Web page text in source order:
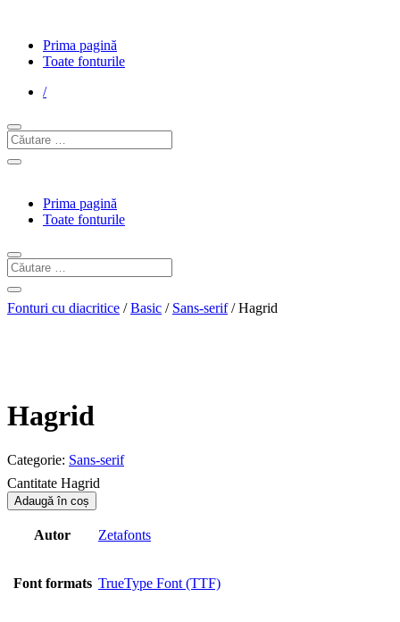
Prima pagină
Toate fonturile
/
Prima pagină
Toate fonturile
Fonturi cu diacritice /Basic / Sans-serif/ Hagrid
Hagrid
Categorie: Sans-serif
Cantitate Hagrid
Adaugă în coș
Autor Zetafonts
Font formats TrueType Font (TTF)